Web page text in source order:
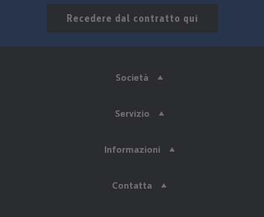
Recedere dal contratto qui
Società
Servizio
Informazioni
Contatta